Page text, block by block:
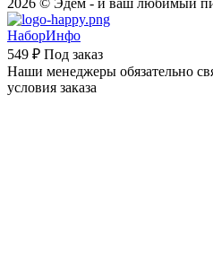
2026 © Эдем - и ваш любимый
НаборИнфо
549 ₽ Под заказ
Наши менеджеры обязательно
условия заказа